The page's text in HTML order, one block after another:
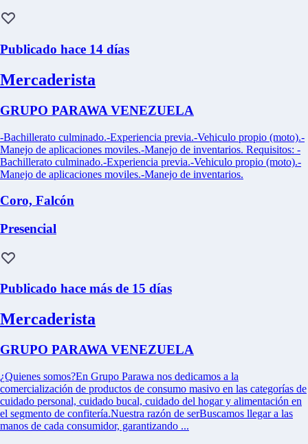
Publicado hace 14 días
Mercaderista
GRUPO PARAWA VENEZUELA
-Bachillerato culminado.-Experiencia previa.-Vehiculo propio (moto).-
Manejo de aplicaciones moviles.-Manejo de inventarios. Requisitos: -
Bachillerato culminado.-Experiencia previa.-Vehiculo propio (moto).-
Manejo de aplicaciones moviles.-Manejo de inventarios.
Coro, Falcón
Presencial
Publicado hace más de 15 días
Mercaderista
GRUPO PARAWA VENEZUELA
¿Quienes somos?En Grupo Parawa nos dedicamos a la
comercialización de productos de consumo masivo en las categorías de
cuidado personal, cuidado bucal, cuidado del hogar y alimentación en
el segmento de confitería.Nuestra razón de serBuscamos llegar a las
manos de cada consumidor, garantizando ...